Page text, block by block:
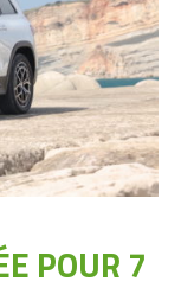
POUR 7